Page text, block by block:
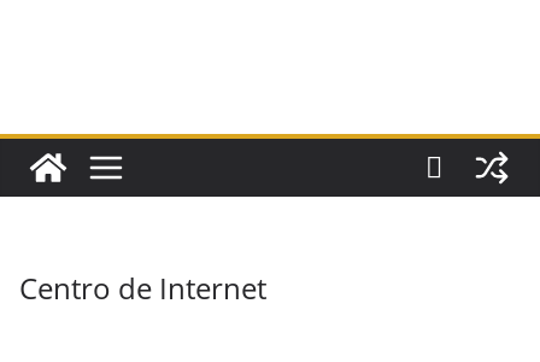
Centro de Internet